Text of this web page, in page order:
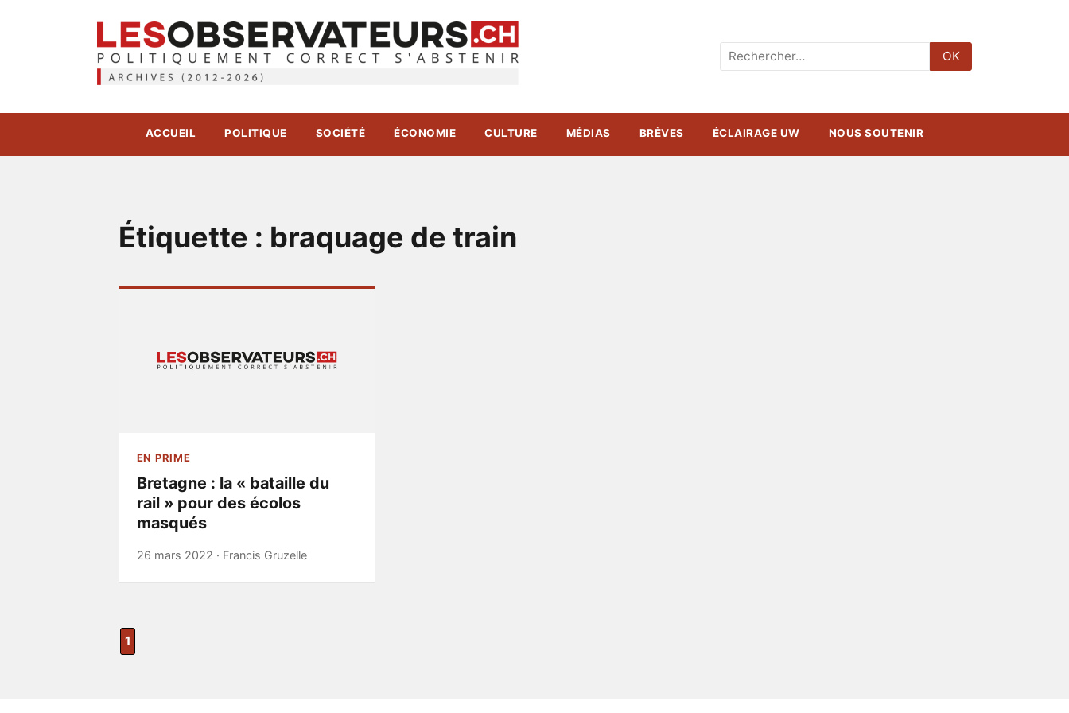
Rechercher
:
OK
ACCUEIL POLITIQUE SOCIÉTÉ ÉCONOMIE CULTURE MÉDIAS BRÈVES ÉCLAIRAGE UW NOUS SOUTENIR
Étiquette : braquage de train
EN PRIME
Bretagne : la « bataille du
rail » pour des écolos
masqués
26 mars 2022 · Francis Gruzelle
1